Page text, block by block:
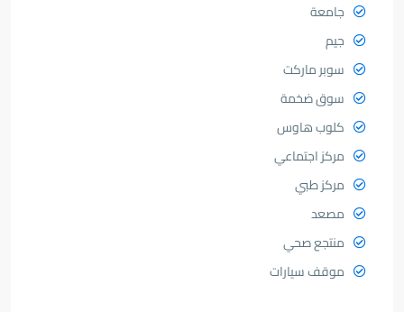
جامعة
جيم
سوبر ماركت
سوق ضخمة
كلوب هاوس
مركز اجتماعي
مركز طبي
مصعد
منتجع صحي
موقف سيارات